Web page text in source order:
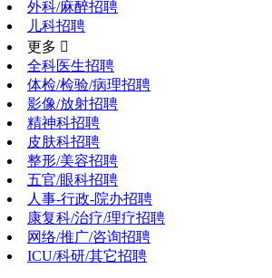
外科/麻醉招聘
儿科招聘
更多 
全科医生招聘
体检/检验/病理招聘
影像/放射招聘
精神科招聘
皮肤科招聘
整形/美容招聘
五官/眼科招聘
人事-行政-院办招聘
康复科/治疗/理疗招聘
网络/推广/咨询招聘
ICU/科研/其它招聘